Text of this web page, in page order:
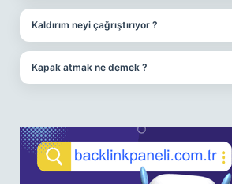
Kaldırım neyi çağrıştırıyor ?
Kapak atmak ne demek ?